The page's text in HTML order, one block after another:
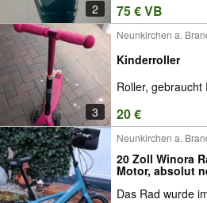
2 75 € VB
3
Neunkirchen a.
Kinderroller
Roller, gebraucht
20 €
Neunkirchen a.
20 Zoll Winora
Motor, absolut
Das Rad wurde